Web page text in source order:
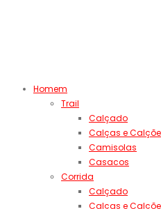
Homem
Trail
Calçado
Calças e
Camisolas
Casacos
Corrida
Calçado
Calças e